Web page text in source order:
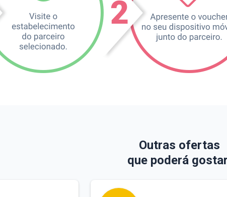
Outras ofertas
que poderá